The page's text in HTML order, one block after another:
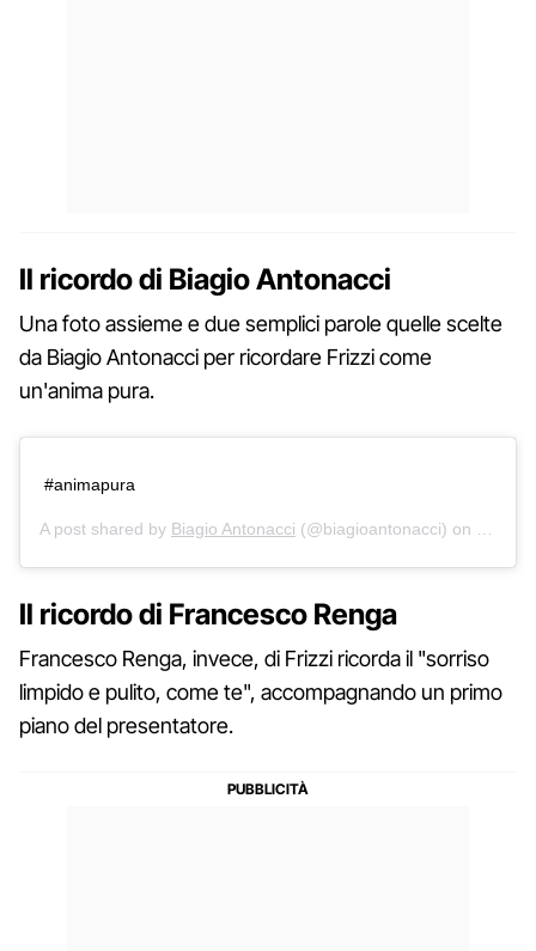
Il ricordo di Biagio Antonacci
Una foto assieme e due semplici parole quelle scelte
da Biagio Antonacci per ricordare Frizzi come
un'anima pura.
#animapura
A post shared by Biagio Antonacci (@biagioantonacci) on
Il ricordo di Francesco Renga
Francesco Renga, invece, di Frizzi ricorda il "sorriso
limpido e pulito, come te", accompagnando un primo
piano del presentatore.